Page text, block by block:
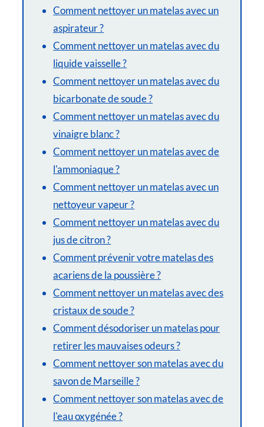
Comment nettoyer un matelas avec un
aspirateur ?
Comment nettoyer un matelas avec du
liquide vaisselle ?
Comment nettoyer un matelas avec du
bicarbonate de soude ?
Comment nettoyer un matelas avec du
vinaigre blanc ?
Comment nettoyer un matelas avec de
l'ammoniaque ?
Comment nettoyer un matelas avec un
nettoyeur vapeur ?
Comment nettoyer un matelas avec du
jus de citron ?
Comment prévenir votre matelas des
acariens de la poussière ?
Comment nettoyer un matelas avec des
cristaux de soude ?
Comment désodoriser un matelas pour
retirer les mauvaises odeurs ?
Comment nettoyer son matelas avec du
savon de Marseille ?
Comment nettoyer son matelas avec de
l'eau oxygénée ?